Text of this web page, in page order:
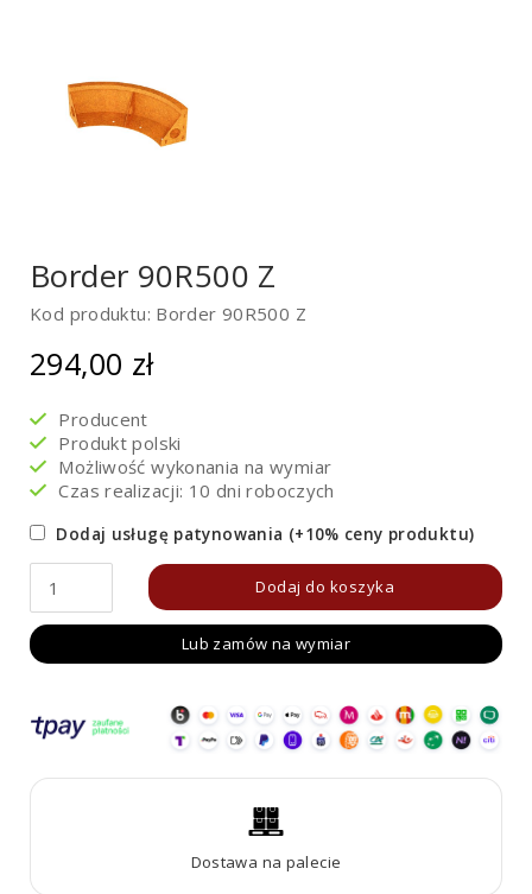
Border 90R500 Z
Kod produktu: Border 90R500 Z
294,00 zł
Producent
Produkt polski
Możliwość wykonania na wymiar
Czas realizacji: 10 dni roboczych
Dodaj usługę patynowania (+10% ceny produktu)
ilość
Border
90R500
Dodaj do koszyka
Lub zamów na wymiar
Dostawa na palecie